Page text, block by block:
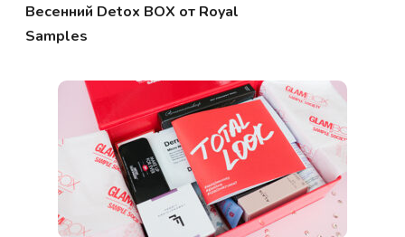
Весенний Detox BOX от Royal
Samples